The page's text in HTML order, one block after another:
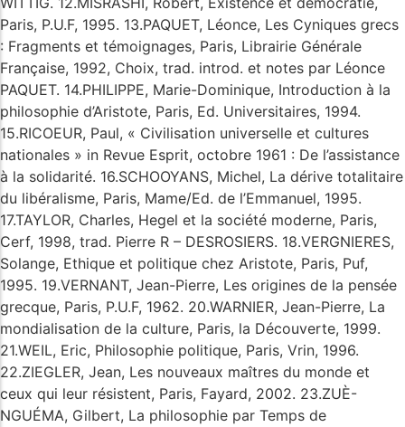
Paris, P.U.F, 1995. 13.PAQUET, Léonce, Les Cyniques grecs
: Fragments et témoignages, Paris, Librairie Générale
Française, 1992, Choix, trad. introd. et notes par Léonce
PAQUET. 14.PHILIPPE, Marie-Dominique, Introduction à la
philosophie d’Aristote, Paris, Ed. Universitaires, 1994.
15.RICOEUR, Paul, « Civilisation universelle et cultures
nationales » in Revue Esprit, octobre 1961 : De l’assistance
à la solidarité. 16.SCHOOYANS, Michel, La dérive totalitaire
du libéralisme, Paris, Mame/Ed. de l’Emmanuel, 1995.
17.TAYLOR, Charles, Hegel et la société moderne, Paris,
Cerf, 1998, trad. Pierre R – DESROSIERS. 18.VERGNIERES,
Solange, Ethique et politique chez Aristote, Paris, Puf,
1995. 19.VERNANT, Jean-Pierre, Les origines de la pensée
grecque, Paris, P.U.F, 1962. 20.WARNIER, Jean-Pierre, La
mondialisation de la culture, Paris, la Découverte, 1999.
21.WEIL, Eric, Philosophie politique, Paris, Vrin, 1996.
22.ZIEGLER, Jean, Les nouveaux maîtres du monde et
ceux qui leur résistent, Paris, Fayard, 2002. 23.ZUÈ-
NGUÉMA, Gilbert, La philosophie par Temps de